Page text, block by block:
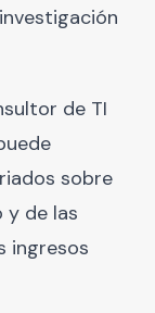
de TI
sobre
y de las
ingresos